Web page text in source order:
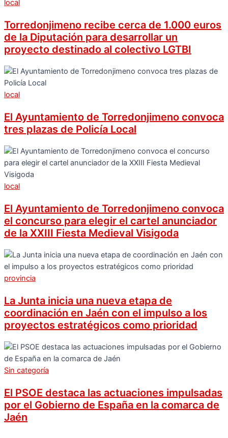
local
Torredonjimeno recibe cerca de 1.000 euros
de la Diputación para desarrollar un
proyecto destinado al colectivo LGTBI
local
El Ayuntamiento de Torredonjimeno convoca
tres plazas de Policía Local
local
El Ayuntamiento de Torredonjimeno convoca
el concurso para elegir el cartel anunciador
de la XXIII Fiesta Medieval Visigoda
provincia
La Junta inicia una nueva etapa de
coordinación en Jaén con el impulso a los
proyectos estratégicos como prioridad
Sin categoría
El PSOE destaca las actuaciones impulsadas
por el Gobierno de España en la comarca de
Jaén